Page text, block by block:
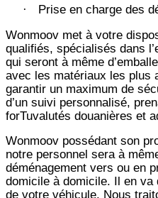
·
Prise en charge des
Wonmoov met à votre
qualifiés, spécialisés dans
qui seront à même
avec les matériaux les plus
garantir un maximum de
d’un suivi personnalisé,
forTuvalutés douanières et
Wonmoov possédant son
notre personnel sera à
déménagement vers ou en
domicile à domicile. Il en va
de votre véhicule. Nous